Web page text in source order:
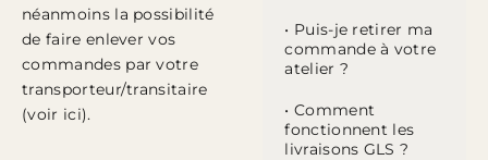
néanmoins la possibilité
de faire enlever vos
commandes par votre
transporteur/transitaire
(voir ici).
• Puis-je retirer ma
commande à votre
atelier ?
• Comment
fonctionnent les
livraisons GLS ?